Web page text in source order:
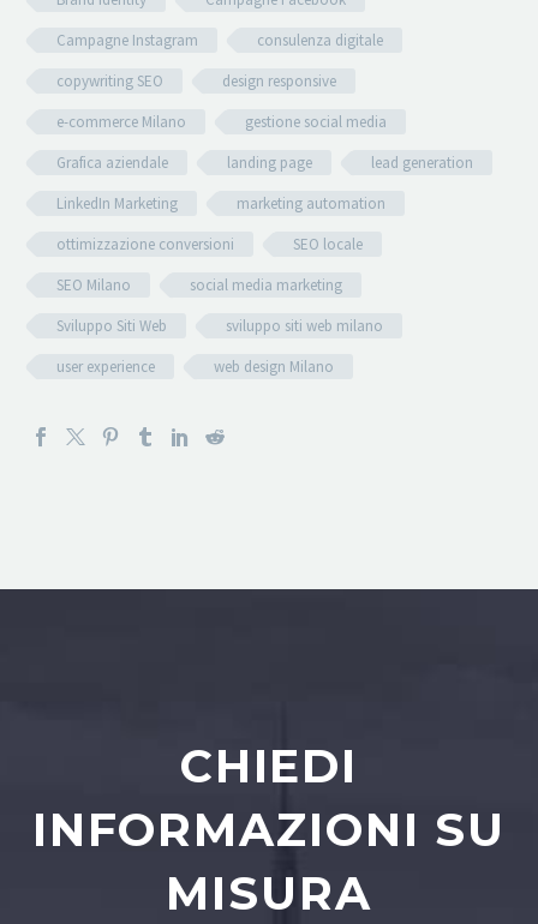
Campagne Instagram
consulenza digitale
copywriting SEO
design responsive
e-commerce Milano
gestione social media
Grafica aziendale
landing page
lead generation
LinkedIn Marketing
marketing automation
ottimizzazione conversioni
SEO locale
SEO Milano
social media marketing
Sviluppo Siti Web
sviluppo siti web milano
user experience
web design Milano
CHIEDI
INFORMAZIONI SU
MISURA